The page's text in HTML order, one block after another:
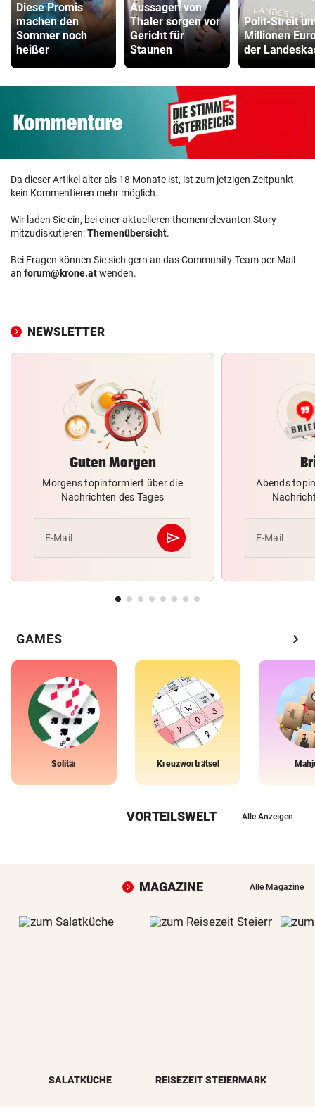
Diese Promis
machen den
Sommer noch
heißer
Aussagen von
Thaler sorgen vor
Gericht für
Staunen
Polit-Streit
Millionen
der
Da dieser Artikel älter als 18 Monate ist, ist zum jetzigen Zeitpunkt
kein Kommentieren mehr möglich.
Wir laden Sie ein, bei einer aktuelleren themenrelevanten Story
mitzudiskutieren:Themenübersicht.
Bei Fragen können Sie sich gern an das Community-Team per Mail
an forum@krone.atwenden.
NEWSLETTER
Guten Morgen
Morgens topinformiert über die
Nachrichten des Tages
E-Mail send
Abschicken
Abends
E-Mail
GAMES chevron_right
Solitär Kreuzworträtsel
VORTEILSWELT Alle Anzeigen
MAGAZINE Alle Magazine
SALATKÜCHE REISEZEIT STEIERMARK